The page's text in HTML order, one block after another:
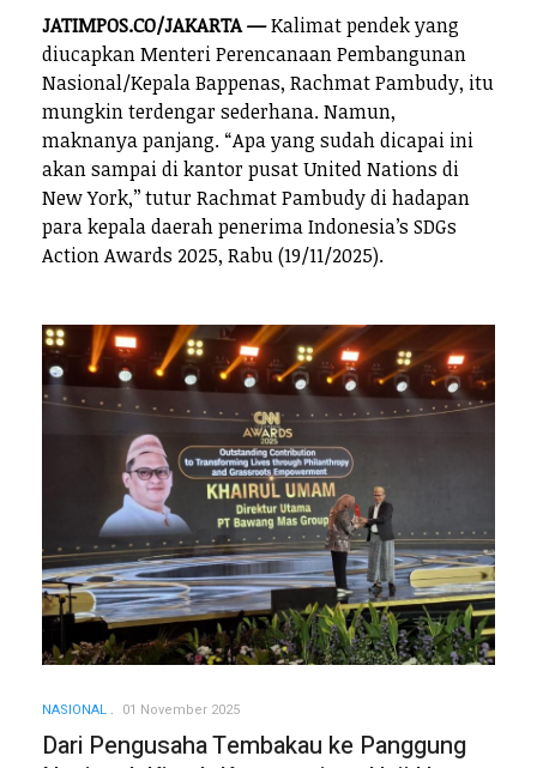
JATIMPOS.CO/JAKARTA —Kalimat pendek yang
diucapkan Menteri Perencanaan Pembangunan
Nasional/Kepala Bappenas, Rachmat Pambudy, itu
mungkin terdengar sederhana. Namun,
maknanya panjang. “Apa yang sudah dicapai ini
akan sampai di kantor pusat United Nations di
New York,’’ tutur Rachmat Pambudy di hadapan
para kepala daerah penerima Indonesia’s SDGs
Action Awards 2025, Rabu (19/11/2025).
NASIONAL 01 November 2025
Dari Pengusaha Tembakau ke Panggung